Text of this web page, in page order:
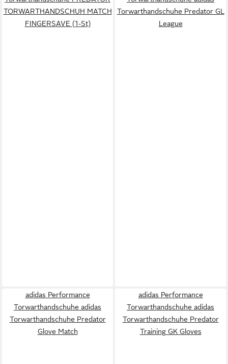
TORWARTHANDSCHUH MATCH
FINGERSAVE (1-St)
Torwarthandschuhe Predator GL
League
adidas Performance
Torwarthandschuhe adidas
Torwarthandschuhe Predator
Glove Match
adidas Performance
Torwarthandschuhe adidas
Torwarthandschuhe Predator
Training GK Gloves